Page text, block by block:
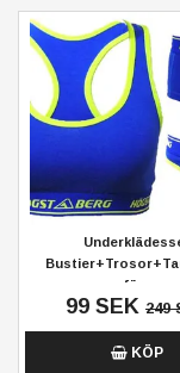
färg
99 SEK 249
KÖP